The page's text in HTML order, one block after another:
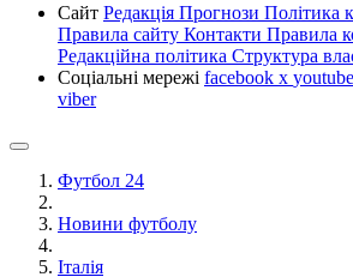
Сайт Редакція Прогнози Політика
Правила сайту Контакти Правила
Редакційна політика Структура
Соціальні мережі facebook x youtube
viber
Футбол 24
Новини футболу
Італія